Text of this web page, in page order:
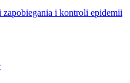
zapobiegania i kontroli epidemii